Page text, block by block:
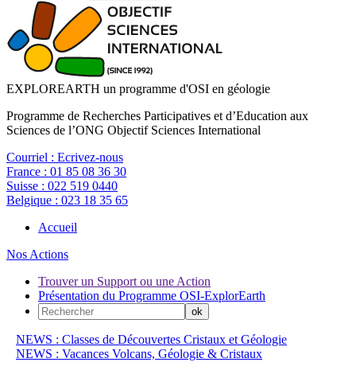
EXPLOREARTH un programme d'OSI en géologie
Programme de Recherches Participatives et d’Education aux
Sciences de l’ONG Objectif Sciences International
Courriel : Ecrivez-nous
France : 01 85 08 36 30
Suisse : 022 519 0440
Belgique : 023 18 35 65
Accueil
Nos Actions
Trouver un Support ou une Action
Présentation du Programme OSI-ExplorEarth
NEWS : Classes de Découvertes Cristaux et Géologie
NEWS : Vacances Volcans, Géologie & Cristaux